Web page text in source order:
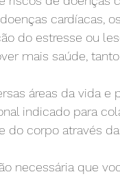
cardíacas,
do estresse ou
mais saúde,
áreas da vida
indicado para
do corpo através
necessária que